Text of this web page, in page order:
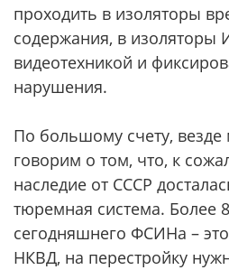
проходить в изоляторы
содержания, в изоляторы
видеотехникой и
нарушения.
По большому счету,
говорим о том, что, к
наследие от СССР
тюремная система. Более
сегодняшнего ФСИНа –
НКВД, на перестройку